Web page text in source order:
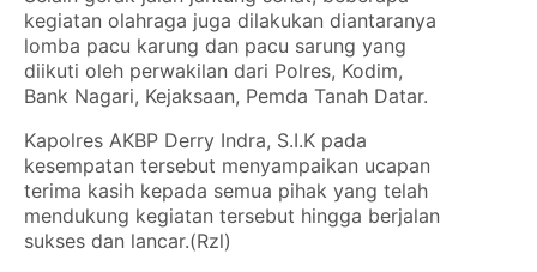
kegiatan olahraga juga dilakukan diantaranya
lomba pacu karung dan pacu sarung yang
diikuti oleh perwakilan dari Polres, Kodim,
Bank Nagari, Kejaksaan, Pemda Tanah Datar.
Kapolres AKBP Derry Indra, S.I.K pada
kesempatan tersebut menyampaikan ucapan
terima kasih kepada semua pihak yang telah
mendukung kegiatan tersebut hingga berjalan
sukses dan lancar.(Rzl)